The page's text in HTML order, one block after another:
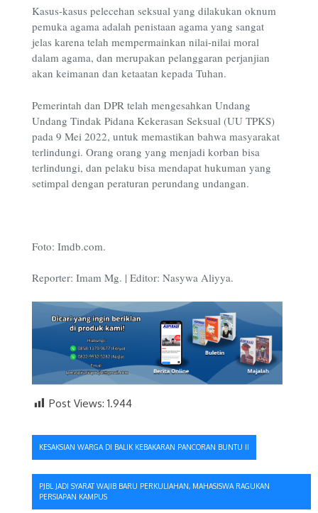
Kasus-kasus pelecehan seksual yang dilakukan oknum
pemuka agama adalah penistaan agama yang sangat
jelas karena telah mempermainkan nilai-nilai moral
dalam agama, dan merupakan pelanggaran perjanjian
akan keimanan dan ketaatan kepada Tuhan.
Pemerintah dan DPR telah mengesahkan Undang
Undang Tindak Pidana Kekerasan Seksual (UU TPKS)
pada 9 Mei 2022, untuk memastikan bahwa masyarakat
terlindungi. Orang orang yang menjadi korban bisa
terlindungi, dan pelaku bisa mendapat hukuman yang
setimpal dengan peraturan perundang undangan.
Foto: Imdb.com.
Reporter: Imam Mg. | Editor: Nasywa Aliyya.
Post Views: 1.944
Navigasi
pos
KESAKSIAN WARGA DI BALIK KEBAKARAN PANCORAN BUNTU II
PJBL JADI SYARAT WAJIB BARU PERKULIAHAN, MAHASISWA RAGUKAN
PERSIAPAN KAMPUS